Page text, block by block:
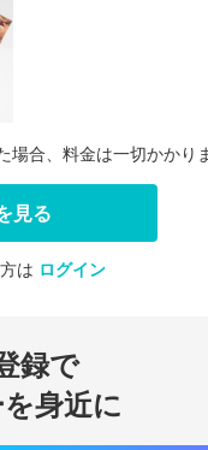
合、料金は一切かかり
見る
は ログイン
録で
身近に